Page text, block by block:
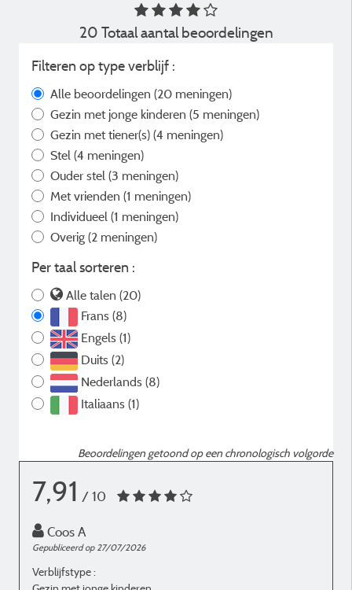
20 Totaal aantal beoordelingen
Filteren op type verblijf :
Alle beoordelingen (20 meningen)
Gezin met jonge kinderen (5 meningen)
Gezin met tiener(s) (4 meningen)
Stel (4 meningen)
Ouder stel (3 meningen)
Met vrienden (1 meningen)
Individueel (1 meningen)
Overig (2 meningen)
Per taal sorteren :
Alle talen (20)
Frans (8)
Engels (1)
Duits (2)
Nederlands (8)
Italiaans (1)
Beoordelingen getoond op een chronologisch volgorde
7,91 / 10
Coos A
Gepubliceerd op 27/07/2026
Verblijfstype :